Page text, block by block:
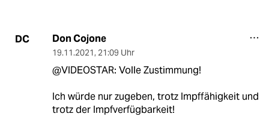
DC Don Cojone
19.11.2021, 21:09 Uhr
@VIDEOSTAR: Volle Zustimmung!
Ich würde nur zugeben, trotz Impffähigkeit und
trotz der Impfverfügbarkeit!